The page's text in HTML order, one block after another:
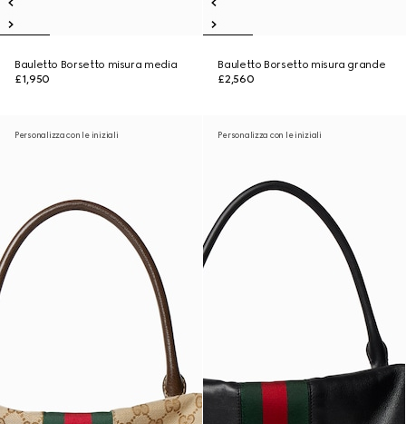
Bauletto Borsetto misura media
£1,950
Bauletto Borsetto misura grande
£2,560
Personalizza con le iniziali Personalizza con le iniziali